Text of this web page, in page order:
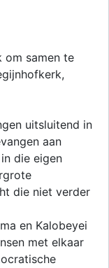
om samen te
uitsluitend in
aan
die eigen
die niet verder
en Kalobeyei
met elkaar